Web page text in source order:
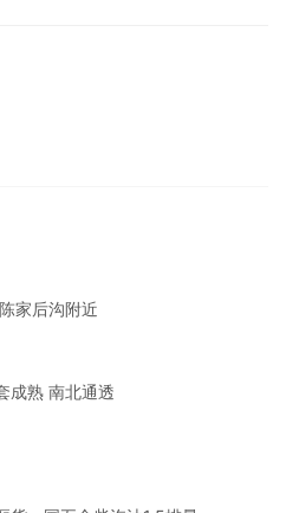
家后沟附近
成熟 南北通透